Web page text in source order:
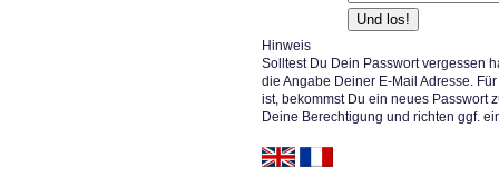
Hinweis
Solltest Du Dein Passwort vergessen
die Angabe Deiner E-Mail Adresse.
ist, bekommst Du ein neues Passwort
Deine Berechtigung und richten ggf.